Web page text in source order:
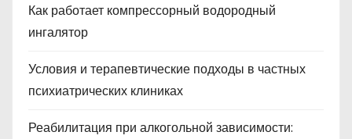
Как работает компрессорный водородный
ингалятор
Условия и терапевтические подходы в частных
психиатрических клиниках
Реабилитация при алкогольной зависимости: